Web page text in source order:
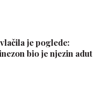
je poglede:
bio je njezin adut